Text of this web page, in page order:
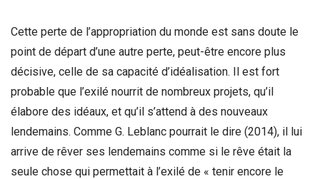
Cette perte de l’appropriation du monde est sans doute le
point de départ d’une autre perte, peut-être encore plus
décisive, celle de sa capacité d’idéalisation. Il est fort
probable que l’exilé nourrit de nombreux projets, qu’il
élabore des idéaux, et qu’il s’attend à des nouveaux
lendemains. Comme G. Leblanc pourrait le dire (2014), il lui
arrive de rêver ses lendemains comme si le rêve était la
seule chose qui permettait à l’exilé de « tenir encore le